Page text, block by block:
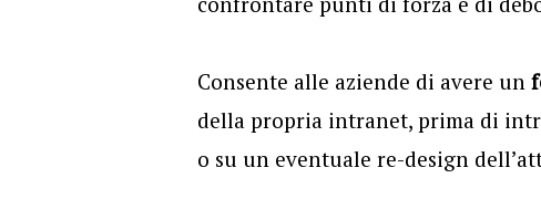
Consente alle aziende di avere un
della propria intranet, prima di
o su un eventuale re-design